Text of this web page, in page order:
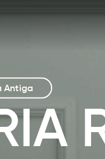
Antiga